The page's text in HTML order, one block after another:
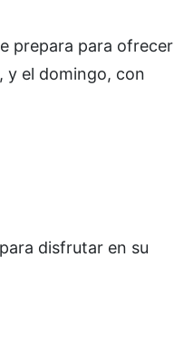
prepara para ofrecer
y el domingo, con
disfrutar en su